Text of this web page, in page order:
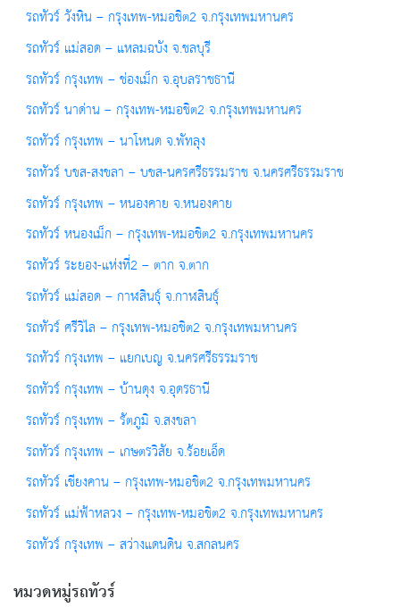
รถทัวร์ วังหิน – กรุงเทพ-หมอชิต2 จ.กรุงเทพมหานคร
รถทัวร์ แม่สอด – แหลมฉบัง จ.ชลบุรี
รถทัวร์ กรุงเทพ – ช่องเม็ก จ.อุบลราชธานี
รถทัวร์ นาด่าน – กรุงเทพ-หมอชิต2 จ.กรุงเทพมหานคร
รถทัวร์ กรุงเทพ – นาโหนด จ.พัทลุง
รถทัวร์ บขส-สงขลา – บขส-นครศรีธรรมราช จ.นครศรีธรรมราช
รถทัวร์ กรุงเทพ – หนองคาย จ.หนองคาย
รถทัวร์ หนองเม็ก – กรุงเทพ-หมอชิต2 จ.กรุงเทพมหานคร
รถทัวร์ ระยอง-แห่งที่2 – ตาก จ.ตาก
รถทัวร์ แม่สอด – กาฬสินธุ์ จ.กาฬสินธุ์
รถทัวร์ ศรีวิไล – กรุงเทพ-หมอชิต2 จ.กรุงเทพมหานคร
รถทัวร์ กรุงเทพ – แยกเบญ จ.นครศรีธรรมราช
รถทัวร์ กรุงเทพ – บ้านดุง จ.อุดรธานี
รถทัวร์ กรุงเทพ – รัตภูมิ จ.สงขลา
รถทัวร์ กรุงเทพ – เกษตรวิสัย จ.ร้อยเอ็ด
รถทัวร์ เชียงคาน – กรุงเทพ-หมอชิต2 จ.กรุงเทพมหานคร
รถทัวร์ แม่ฟ้าหลวง – กรุงเทพ-หมอชิต2 จ.กรุงเทพมหานคร
รถทัวร์ กรุงเทพ – สว่างแดนดิน จ.สกลนคร
หมวดหมู่รถทัวร์